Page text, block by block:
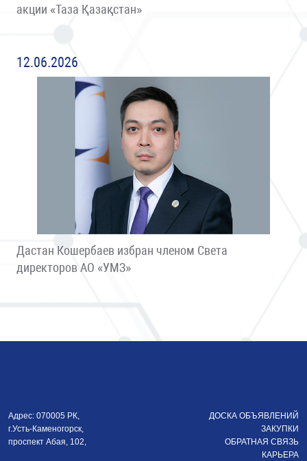
акции «Таза Қазақстан»
12.06.2026
Дастан Кошербаев избран членом Света
директоров АО «УМЗ»
Адрес: 070005 РК,
г.Усть-Каменогорск,
проспект Абая, 102,
ДОСКА ОБЪЯВЛЕНИЙ
ЗАКУПКИ
ОБРАТНАЯ СВЯЗЬ
КАРЬЕРА